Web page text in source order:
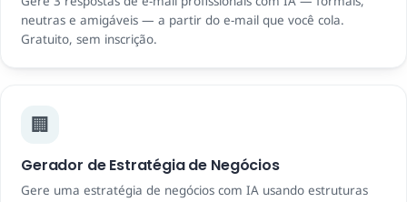
neutras e amigáveis ​​— a partir do e-mail que você cola.
Gratuito, sem inscrição.
🏢
Gerador de Estratégia de Negócios
Gere uma estratégia de negócios com IA usando estruturas